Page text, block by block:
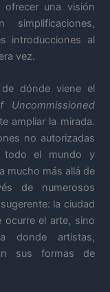
una visión
introducciones al
vez.
dónde viene el
ampliar la mirada.
no autorizadas
todo el mundo y
mucho más allá de
de numerosos
la ciudad
ocurre el arte, sino
donde artistas,
sus formas de